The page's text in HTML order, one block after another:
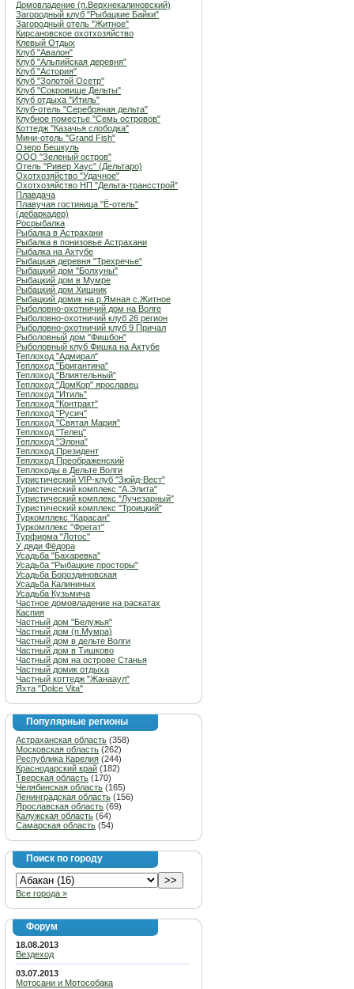
Домовладение (п.Верхнекалиновский)
Загородный клуб "Рыбацкие Байки"
Загородный отель "Житное"
Кирсановское охотхозяйство
Клевый Отдых
Клуб "Авалон"
Клуб "Альпийская деревня"
Клуб "Астория"
Клуб "Золотой Осетр"
Клуб "Сокровище Дельты"
Клуб отдыха "Итиль"
Клуб-отель "Серебряная дельта"
Клубное поместье "Семь островов"
Коттедж "Казачья слободка"
Мини-отель "Grand Fish"
Озеро Бешкуль
ООО "Зеленый остров"
Отель "Ривер Хаус" (Дельтаро)
Охотхозяйство "Удачное"
Охотхозяйство НП "Дельта-трансстрой"
Плавдача
Плавучая гостиница "Ё-отель"
(дебаркадер)
Росрыбалка
Рыбалка в Астрахани
Рыбалка в понизовье Астрахани
Рыбалка на Ахтубе
Рыбацкая деревня "Трехречье"
Рыбацкий дом "Болхуны"
Рыбацкий дом в Мумре
Рыбацкий дом Хищник
Рыбацкий домик на р.Ямная с.Житное
Рыболовно-охотничий дом на Волге
Рыболовно-охотничий клуб 26 регион
Рыболовно-охотничий клуб 9 Причал
Рыболовный дом "Фишбон"
Рыболовный клуб Фишка на Ахтубе
Теплоход "Адмирал"
Теплоход "Бригантина"
Теплоход "Влиятельный"
Теплоход "ДомКор" ярославец
Теплоход "Итиль"
Теплоход "Контракт"
Теплоход "Русич"
Теплоход "Святая Мария"
Теплоход "Телец"
Теплоход "Элона"
Теплоход Президент
Теплоход Преображенский
Теплоходы в Дельте Волги
Туристический VIP-клуб "Зюйд-Вест"
Туристический комплекс "А.Элита"
Туристический комплекс "Лучезарный"
Туристический комплекс "Троицкий"
Туркомплекс "Карасан"
Туркомплекс "Фрегат"
Турфирма "Лотос"
У дяди Фёдора
Усадьба "Бахаревка"
Усадьба "Рыбацкие просторы"
Усадьба Бороздиновская
Усадьба Калининых
Усадьба Кузьмича
Частное домовладение на раскатах
Каспия
Частный дом "Белужья"
Частный дом (п.Мумра)
Частный дом в дельте Волги
Частный дом в Тишково
Частный дом на острове Станья
Частный домик отдыха
Частный коттедж "Жанааул"
Яхта "Dolce Vita"
Популярные регионы
Астраханская область (358)
Московская область (262)
Республика Карелия (244)
Краснодарский край (182)
Тверская область (170)
Челябинская область (165)
Ленинградская область (156)
Ярославская область (69)
Калужская область (64)
Самарская область (54)
Поиск по городу
Все города »
Форум
18.08.2013
Вездеход
03.07.2013
Мотосани и Мотособака